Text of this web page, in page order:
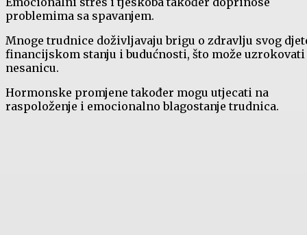
problemima sa spavanjem.
Mnoge trudnice doživljavaju brigu o zdravlju svog
financijskom stanju i budućnosti, što može uzrokovati
nesanicu.
Hormonske promjene također mogu utjecati na
raspoloženje i emocionalno blagostanje trudnica.